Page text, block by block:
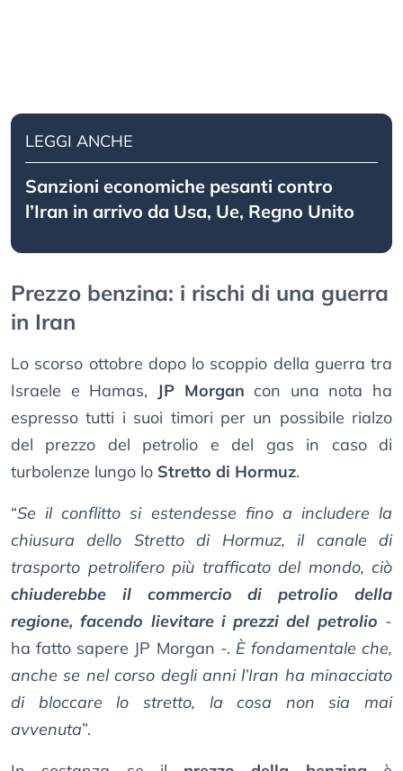
LEGGI ANCHE
Sanzioni economiche pesanti contro
l’Iran in arrivo da Usa, Ue, Regno Unito
Prezzo benzina: i rischi di una guerra
in Iran
Lo scorso ottobre dopo lo scoppio della guerra tra
Israele e Hamas, JP Morgan con una nota ha
espresso tutti i suoi timori per un possibile rialzo
del prezzo del petrolio e del gas in caso di
turbolenze lungo lo Stretto di Hormuz.
“Se il conflitto si estendesse fino a includere la
chiusura dello Stretto di Hormuz, il canale di
trasporto petrolifero più trafficato del mondo, ciò
chiuderebbe il commercio di petrolio della
regione, facendo lievitare i prezzi del petrolio -
ha fatto sapere JP Morgan -. È fondamentale che,
anche se nel corso degli anni l’Iran ha minacciato
di bloccare lo stretto, la cosa non sia mai
avvenuta”.